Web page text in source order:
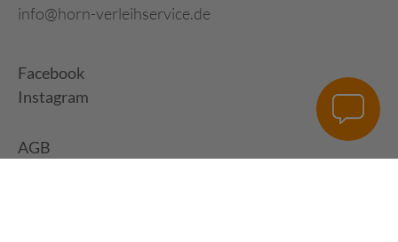
info@horn-verleihservice.de
Facebook
Instagram
AGB